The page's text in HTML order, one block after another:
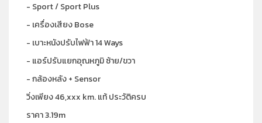
- Sport / Sport Plus
- เครื่องเสียง Bose
- เบาะหนังปรับไฟฟ้า 14 Ways
- แอร์ปรับแยกอุณหภูมิ ซ้าย/ขวา
- กล้องหลัง + Sensor
วิ่งเพียง 46,xxx km. แท้ ประวัติครบ
ราคา 3.19m